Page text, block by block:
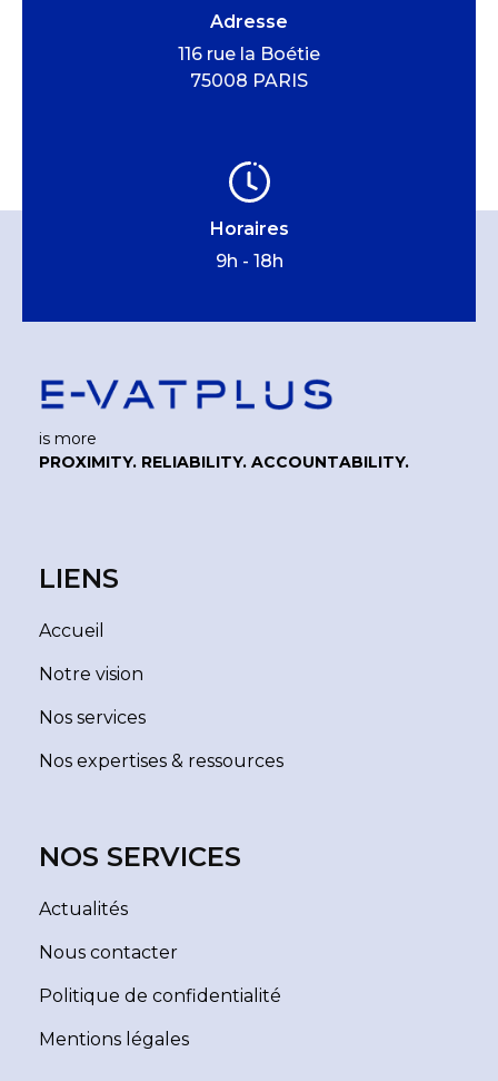
Adresse
116 rue la Boétie
75008 PARIS
Horaires
9h - 18h
is more
PROXIMITY. RELIABILITY. ACCOUNTABILITY.
LIENS
Accueil
Notre vision
Nos services
Nos expertises & ressources
NOS SERVICES
Actualités
Nous contacter
Politique de confidentialité
Mentions légales